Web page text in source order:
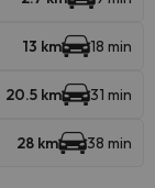
13 km 18 min
20.5 km 31 min
28 km 38 min